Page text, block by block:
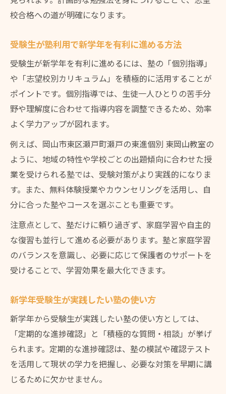
校合格への道が明確になります。
受験生が塾利用で新学年を有利に進める方法
受験生が新学年を有利に進めるには、塾の「個別指導」
や「志望校別カリキュラム」を積極的に活用することが
ポイントです。個別指導では、生徒一人ひとりの苦手分
野や理解度に合わせて指導内容を調整できるため、効率
よく学力アップが図れます。
例えば、岡山市東区瀬戸町瀬戸の東進個別 東岡山教室の
ように、地域の特性や学校ごとの出題傾向に合わせた授
業を受けられる塾では、受験対策がより実践的になりま
す。また、無料体験授業やカウンセリングを活用し、自
分に合った塾やコースを選ぶことも重要です。
注意点として、塾だけに頼り過ぎず、家庭学習や自主的
な復習も並行して進める必要があります。塾と家庭学習
のバランスを意識し、必要に応じて保護者のサポートを
受けることで、学習効果を最大化できます。
新学年受験生が実践したい塾の使い方
新学年から受験生が実践したい塾の使い方としては、
「定期的な進捗確認」と「積極的な質問・相談」が挙げ
られます。定期的な進捗確認は、塾の模試や確認テスト
を活用して現状の学力を把握し、必要な対策を早期に講
じるために欠かせません。